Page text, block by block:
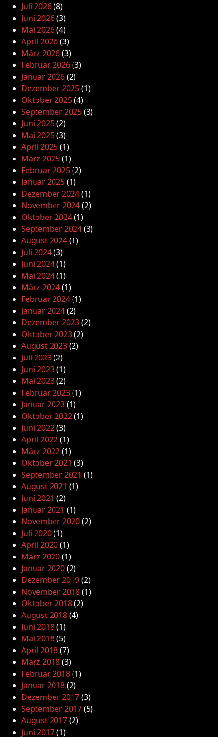
Juli 2026(8)
Juni 2026(3)
Mai 2026(4)
April 2026(3)
März 2026(3)
Februar 2026(3)
Januar 2026(2)
Dezember 2025(1)
Oktober 2025(4)
September 2025(3)
Juni 2025(2)
Mai 2025(3)
April 2025(1)
März 2025(1)
Februar 2025(2)
Januar 2025(1)
Dezember 2024(1)
November 2024(2)
Oktober 2024(1)
September 2024(3)
August 2024(1)
Juli 2024(3)
Juni 2024(1)
Mai 2024(1)
März 2024(1)
Februar 2024(1)
Januar 2024(2)
Dezember 2023(2)
Oktober 2023(2)
August 2023(2)
Juli 2023(2)
Juni 2023(1)
Mai 2023(2)
Februar 2023(1)
Januar 2023(1)
Oktober 2022(1)
Juni 2022(3)
April 2022(1)
März 2022(1)
Oktober 2021 (3)
September 2021 (1)
August 2021 (1)
Juni 2021 (2)
Januar 2021 (1)
November 2020(2)
Juli 2020(1)
April 2020(1)
März 2020(1)
Januar 2020(2)
Dezember 2019(2)
November 2018(1)
Oktober 2018(2)
August 2018(4)
Juni 2018(1)
Mai 2018(5)
April 2018(7)
März 2018(3)
Februar 2018(1)
Januar 2018(2)
Dezember 2017(3)
September 2017(5)
August 2017(2)
Juni 2017(1)